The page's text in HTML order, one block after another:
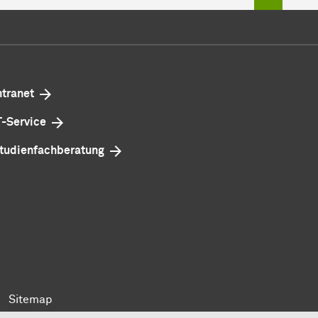
Service
Sitemap